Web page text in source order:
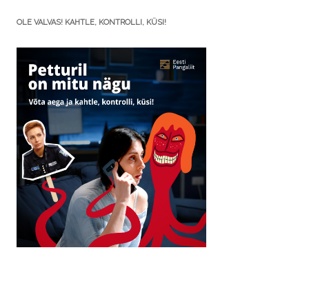
OLE VALVAS! KAHTLE, KONTROLLI, KÜSI!